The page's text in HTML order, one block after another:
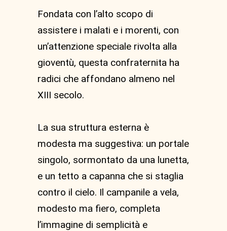
Fondata con l’alto scopo di
assistere i malati e i morenti, con
un’attenzione speciale rivolta alla
gioventù, questa confraternita ha
radici che affondano almeno nel
XIII secolo.
La sua struttura esterna è
modesta ma suggestiva: un portale
singolo, sormontato da una lunetta,
e un tetto a capanna che si staglia
contro il cielo. Il campanile a vela,
modesto ma fiero, completa
l’immagine di semplicità e